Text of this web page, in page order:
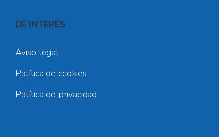
DE INTERÉS
Aviso legal
Política de cookies
Política de privacidad